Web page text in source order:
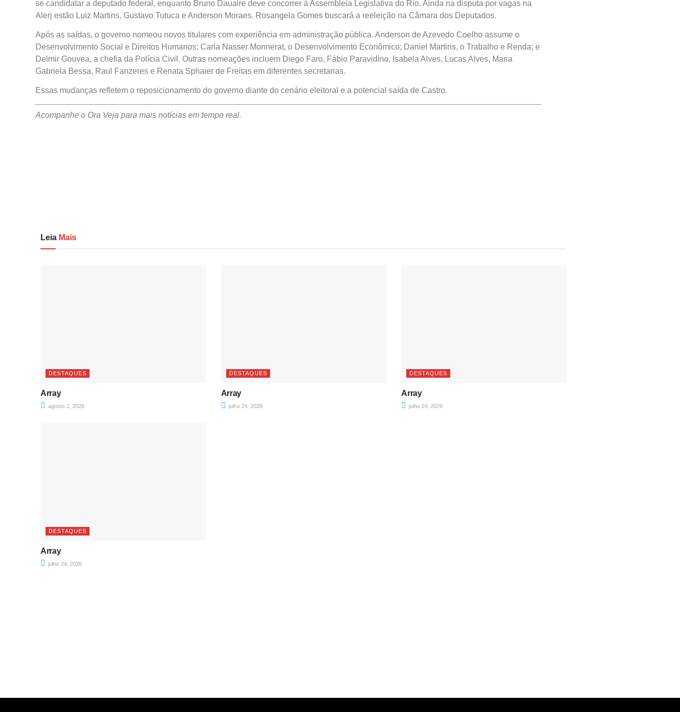
se candidatar a deputado federal, enquanto Bruno Dauaire deve concorrer à Assembleia Legislativa do Rio. Ainda na disputa por vagas na
Alerj estão Luiz Martins, Gustavo Tutuca e Anderson Moraes. Rosangela Gomes buscará a reeleição na Câmara dos Deputados.
Após as saídas, o governo nomeou novos titulares com experiência em administração pública. Anderson de Azevedo Coelho assume o
Desenvolvimento Social e Direitos Humanos; Carla Nasser Monnerat, o Desenvolvimento Econômico; Daniel Martins, o Trabalho e Renda; e
Delmir Gouvea, a chefia da Polícia Civil. Outras nomeações incluem Diego Faro, Fábio Paravidino, Isabela Alves, Lucas Alves, Maria
Gabriela Bessa, Raul Fanzeres e Renata Sphaier de Freitas em diferentes secretarias.
Essas mudanças refletem o reposicionamento do governo diante do cenário eleitoral e a potencial saída de Castro.
Acompanhe o Ora Veja para mais notícias em tempo real.
Leia Mais
DESTAQUES
Array
agosto 2, 2026
DESTAQUES
Array
julho 24, 2026
DESTAQUES
Array
julho 24, 2026
DESTAQUES
Array
julho 24, 2026